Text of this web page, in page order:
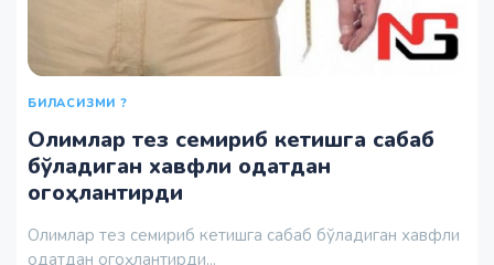
БИЛАСИЗМИ ?
Олимлар тез семириб кетишга сабаб
бўладиган хавфли одатдан
огоҳлантирди
Олимлар тез семириб кетишга сабаб бўладиган хавфли
одатдан огоҳлантирди...